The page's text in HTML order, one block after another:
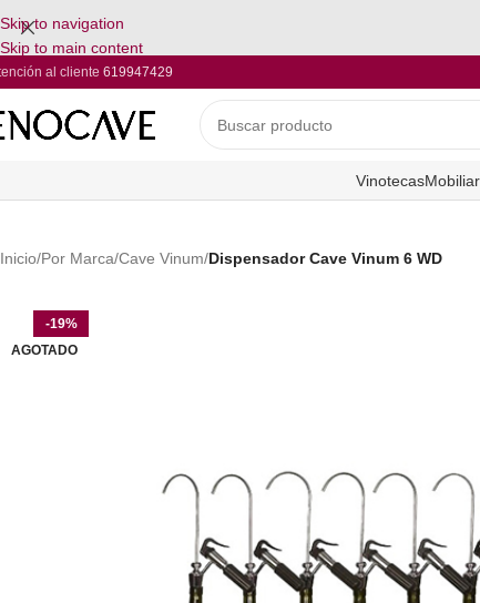
Skip to navigation
Skip to main content
al cliente 619947429
Vinotecas
Inicio/Por Marca/Cave Vinum/Dispensador Cave Vinum 6 WD
-19%
AGOTADO